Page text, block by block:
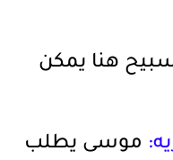
هنا يمكن
موسى يطلب